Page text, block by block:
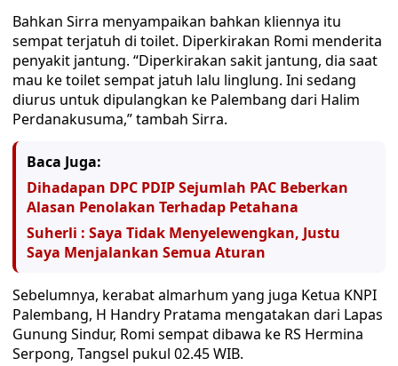
Bahkan Sirra menyampaikan bahkan kliennya itu
sempat terjatuh di toilet. Diperkirakan Romi menderita
penyakit jantung. “Diperkirakan sakit jantung, dia saat
mau ke toilet sempat jatuh lalu linglung. Ini sedang
diurus untuk dipulangkan ke Palembang dari Halim
Perdanakusuma,” tambah Sirra.
Baca Juga:
Dihadapan DPC PDIP Sejumlah PAC Beberkan
Alasan Penolakan Terhadap Petahana
Suherli : Saya Tidak Menyelewengkan, Justu
Saya Menjalankan Semua Aturan
Sebelumnya, kerabat almarhum yang juga Ketua KNPI
Palembang, H Handry Pratama mengatakan dari Lapas
Gunung Sindur, Romi sempat dibawa ke RS Hermina
Serpong, Tangsel pukul 02.45 WIB.